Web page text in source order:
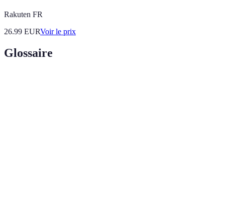
Rakuten FR
26.99 EURVoir le prix
Glossaire